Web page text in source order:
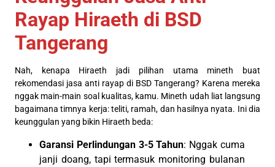
Rayap Hiraeth di BSD
Tangerang
Nah, kenapa Hiraeth jadi pilihan utama mineth buat
rekomendasi jasa anti rayap di BSD Tangerang? Karena mereka
nggak main-main soal kualitas, kamu. Mineth udah liat langsung
bagaimana timnya kerja: teliti, ramah, dan hasilnya nyata. Ini dia
keunggulan yang bikin Hiraeth beda:
Garansi Perlindungan 3-5 Tahun: Nggak cuma
janji doang, tapi termasuk monitoring bulanan